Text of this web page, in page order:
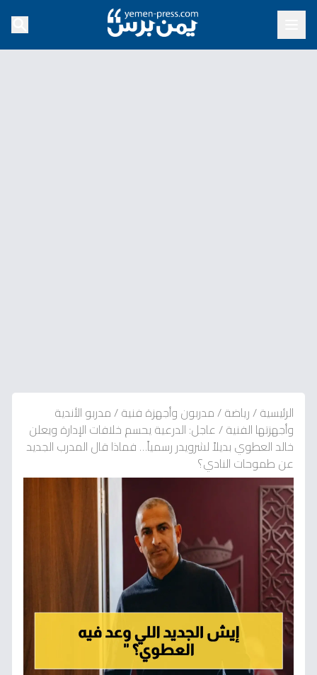
الرئيسية/رياضة/مدربون وأجهزة فنية/مدربو الأندية
وأجهزتها الفنية/عاجل: الدرعية يحسم خلافات الإدارة ويعلن
خالد العطوي بديلاً لشرويدر رسمياً… فماذا قال المدرب الجديد
عن طموحات النادي؟